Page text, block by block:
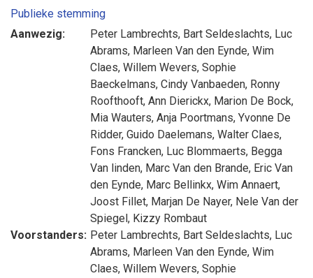
Publieke stemming
Aanwezig:
Peter Lambrechts, Bart Seldeslachts, Luc
Abrams, Marleen Van den Eynde, Wim
Claes, Willem Wevers, Sophie
Baeckelmans, Cindy Vanbaeden, Ronny
Roofthooft, Ann Dierickx, Marion De Bock,
Mia Wauters, Anja Poortmans, Yvonne De
Ridder, Guido Daelemans, Walter Claes,
Fons Francken, Luc Blommaerts, Begga
Van linden, Marc Van den Brande, Eric Van
den Eynde, Marc Bellinkx, Wim Annaert,
Joost Fillet, Marjan De Nayer, Nele Van der
Spiegel, Kizzy Rombaut
Voorstanders: Peter Lambrechts, Bart Seldeslachts, Luc
Abrams, Marleen Van den Eynde, Wim
Claes, Willem Wevers, Sophie